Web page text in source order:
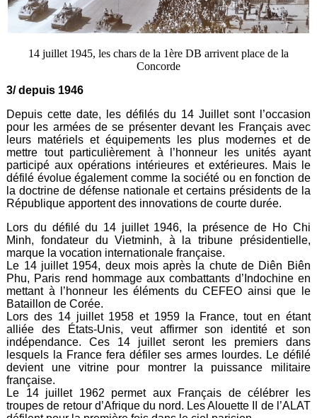
14 juillet 1945, les chars de la 1ère DB arrivent place de la
Concorde
3/ depuis 1946
Depuis cette date, les défilés du 14 Juillet sont l’occasion
pour les armées de se présenter devant les Français avec
leurs matériels et équipements les plus modernes et de
mettre tout particulièrement à l’honneur les unités ayant
participé aux opérations intérieures et extérieures. Mais le
défilé évolue également comme la société ou en fonction de
la doctrine de défense nationale et certains présidents de la
République apportent des innovations de courte durée.
Lors du défilé du 14 juillet 1946, la présence de Ho Chi
Minh, fondateur du Vietminh, à la tribune présidentielle,
marque la vocation internationale française.
Le 14 juillet 1954, deux mois après la chute de Diên Biên
Phu, Paris rend hommage aux combattants d’Indochine en
mettant à l’honneur les éléments du CEFEO ainsi que le
Bataillon de Corée.
Lors des 14 juillet 1958 et 1959 la France, tout en étant
alliée des États-Unis, veut affirmer son identité et son
indépendance. Ces 14 juillet seront les premiers dans
lesquels la France fera défiler ses armes lourdes. Le défilé
devient une vitrine pour montrer la puissance militaire
française.
Le 14 juillet 1962 permet aux Français de célébrer les
troupes de retour d’Afrique du nord. Les Alouette II de l’ALAT